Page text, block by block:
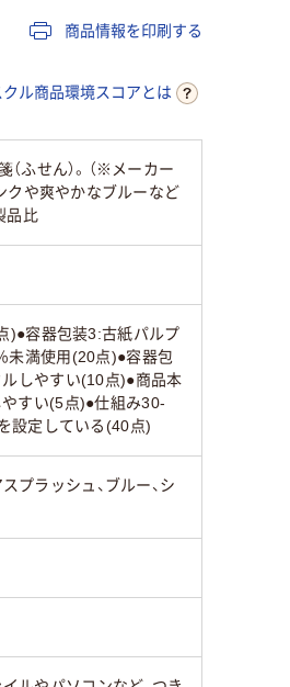
130
商品情報を印刷する
クル商品環境スコアとは
ふせん）。（※メーカー
クや爽やかなブルーなど
品比
)●容器包装3:古紙パルプ
未満使用(20点)●容器包
ルしやすい(10点)●商品本
すい(5点)●仕組み30-
設定している(40点)
プラッシュ、ブルー、シ